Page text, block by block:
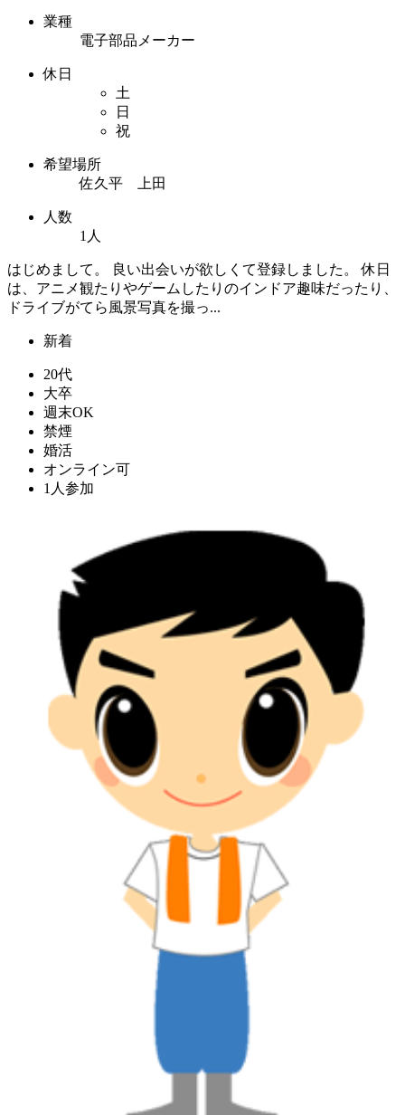
業種
電子部品メーカー
休日
土
日
祝
希望場所
佐久平 上田
人数
1人
はじめまして。 良い出会いが欲しくて登録しました。 休日
は、アニメ観たりやゲームしたりのインドア趣味だったり、
ドライブがてら風景写真を撮っ...
新着
20代
大卒
週末OK
禁煙
婚活
オンライン可
1人参加